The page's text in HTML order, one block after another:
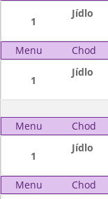
1
Jídlo
Menu Chod
1
Jídlo
Menu Chod
1
Jídlo
Menu Chod